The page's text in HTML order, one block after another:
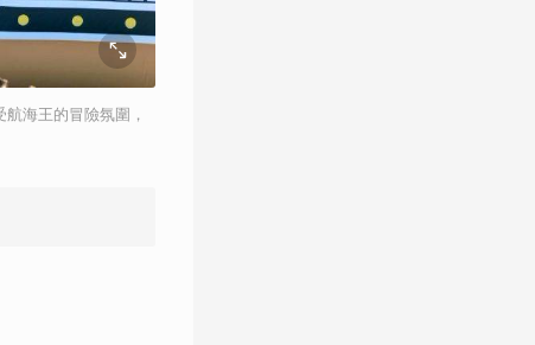
海王的冒險氛圍，